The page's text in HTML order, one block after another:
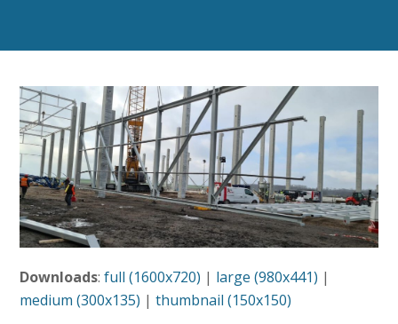
Downloads:full (1600x720) | large (980x441) |
medium (300x135) |thumbnail (150x150)